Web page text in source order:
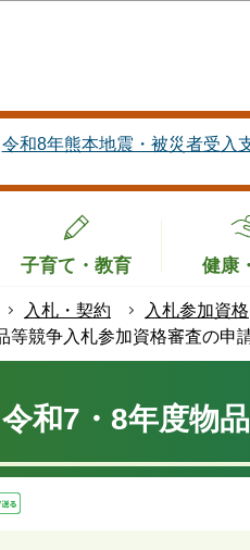
令和8年熊本地震・被災者受入
子育て・教育 健康
入札・契約 入札参加資格
等競争入札参加資格審査の申
令和7・8年度物